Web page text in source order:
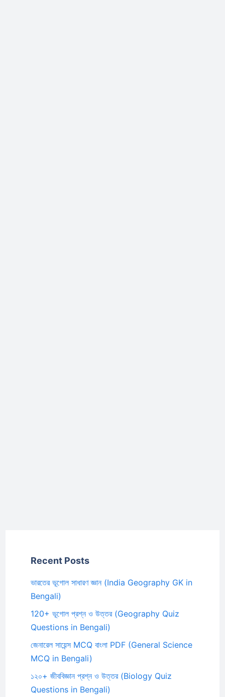
Recent Posts
ভারতের ভূগোল সাধারণ জ্ঞান (India Geography GK in
Bengali)
120+ ভূগোল প্রশ্ন ও উত্তর (Geography Quiz
Questions in Bengali)
জেনারেল সায়েন্স MCQ বাংলা PDF (General Science
MCQ in Bengali)
১২০+ জীববিজ্ঞান প্রশ্ন ও উত্তর (Biology Quiz
Questions in Bengali)